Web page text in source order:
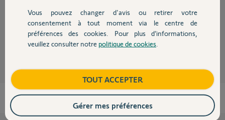
Devis avec un pro
Contact
Bonne Journée
Martial V. il y a environ 12 ans
Vous pouvez changer d'avis ou retirer votre
consentement à tout moment via le centre de
préférences des cookies. Pour plus d’informations,
veuillez consulter notre politique de cookies
TOUT ACCEPTER
Gérer mes préférences